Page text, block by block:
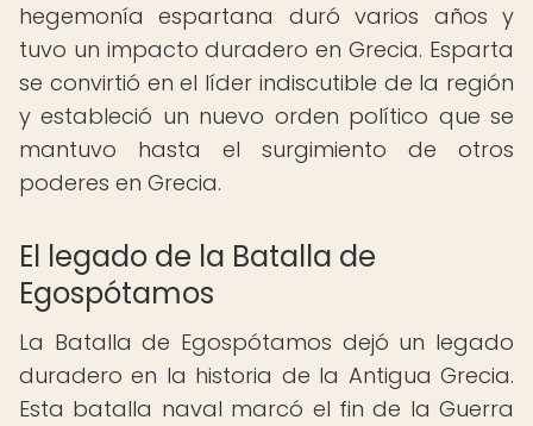
hegemonía espartana duró varios años y
tuvo un impacto duradero en Grecia. Esparta
se convirtió en el líder indiscutible de la región
y estableció un nuevo orden político que se
mantuvo hasta el surgimiento de otros
poderes en Grecia.
El legado de la Batalla de
Egospótamos
La Batalla de Egospótamos dejó un legado
duradero en la historia de la Antigua Grecia.
Esta batalla naval marcó el fin de la Guerra